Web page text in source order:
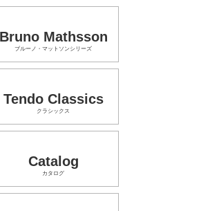
Bruno Mathsson
ブルーノ・マットソンシリーズ
Tendo Classics
クラシックス
Catalog
カタログ